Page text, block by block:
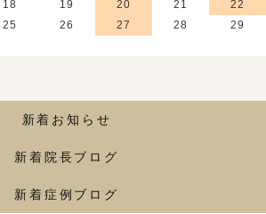
18 19 20 21
22
25 26 27 28
29
新着お知らせ
新着院長ブログ
新着症例ブログ